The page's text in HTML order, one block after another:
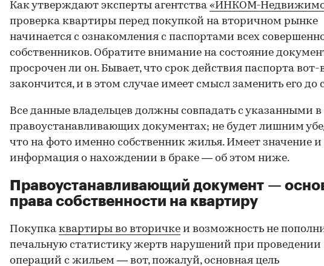
Как утверждают эксперты агентства «ИНКОМ-
проверка квартиры перед покупкой на вторичном рынке
начинается с ознакомления с паспортами всех
собственников. Обратите внимание на состояние
просрочен ли он. Бывает, что срок действия паспорта вот-
закончится, и в этом случае имеет смысл заменить его до
Все данные владельцев должны совпадать с указанными в
правоустанавливающих документах; не будет лишним
что на фото именно собственник жилья. Имеет значение и
информация о нахождении в браке — об этом ниже.
Правоустанавливающий документ —
права собственности на квартиру
Покупка квартиры во вторичке и возможность не
печальную статистику жертв нарушений при проведении
операций с жильем — вот, пожалуй, основная цель